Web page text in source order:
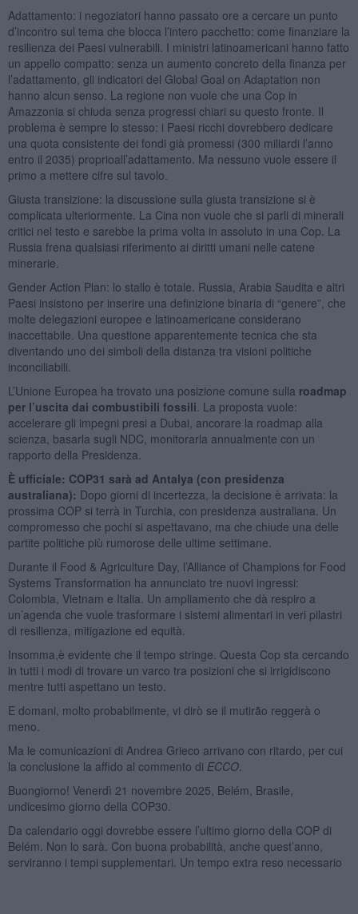
Adattamento: i negoziatori hanno passato ore a cercare un punto
d’incontro sul tema che blocca l’intero pacchetto: come finanziare la
resilienza dei Paesi vulnerabili. I ministri latinoamericani hanno fatto
un appello compatto: senza un aumento concreto della finanza per
l’adattamento, gli indicatori del Global Goal on Adaptation non
hanno alcun senso. La regione non vuole che una Cop in
Amazzonia si chiuda senza progressi chiari su questo fronte. Il
problema è sempre lo stesso: i Paesi ricchi dovrebbero dedicare
una quota consistente dei fondi già promessi (300 miliardi l’anno
entro il 2035) proprioall’adattamento. Ma nessuno vuole essere il
primo a mettere cifre sul tavolo.
Giusta transizione: la discussione sulla giusta transizione si è
complicata ulteriormente. La Cina non vuole che si parli di minerali
critici nel testo e sarebbe la prima volta in assoluto in una Cop. La
Russia frena qualsiasi riferimento ai diritti umani nelle catene
minerarie.
Gender Action Plan: lo stallo è totale. Russia, Arabia Saudita e altri
Paesi insistono per inserire una definizione binaria di “genere”, che
molte delegazioni europee e latinoamericane considerano
inaccettabile. Una questione apparentemente tecnica che sta
diventando uno dei simboli della distanza tra visioni politiche
inconciliabili.
L’Unione Europea ha trovato una posizione comune sulla roadmap
per l’uscita dai combustibili fossili . La proposta vuole:
accelerare gli impegni presi a Dubai, ancorare la roadmap alla
scienza, basarla sugli NDC, monitorarla annualmente con un
rapporto della Presidenza.
È ufficiale: COP31 sarà ad Antalya (con presidenza
australiana): Dopo giorni di incertezza, la decisione è arrivata: la
prossima COP si terrà in Turchia, con presidenza australiana. Un
compromesso che pochi si aspettavano, ma che chiude una delle
partite politiche più rumorose delle ultime settimane.
Durante il Food & Agriculture Day, l’Alliance of Champions for Food
Systems Transformation ha annunciato tre nuovi ingressi:
Colombia, Vietnam e Italia. Un ampliamento che dà respiro a
un’agenda che vuole trasformare i sistemi alimentari in veri pilastri
di resilienza, mitigazione ed equità.
Insomma,è evidente che il tempo stringe. Questa Cop sta cercando
in tutti i modi di trovare un varco tra posizioni che si irrigidiscono
mentre tutti aspettano un testo.
E domani, molto probabilmente, vi dirò se il mutirão reggerà o
meno.
Ma le comunicazioni di Andrea Grieco arrivano con ritardo, per cui
la conclusione la affido al commento di ECCO.
Buongiorno! Venerdì 21 novembre 2025, Belém, Brasile,
undicesimo giorno della COP30.
Da calendario oggi dovrebbe essere l’ultimo giorno della COP di
Belém. Non lo sarà. Con buona probabilità, anche quest’anno,
serviranno i tempi supplementari. Un tempo extra reso necessario